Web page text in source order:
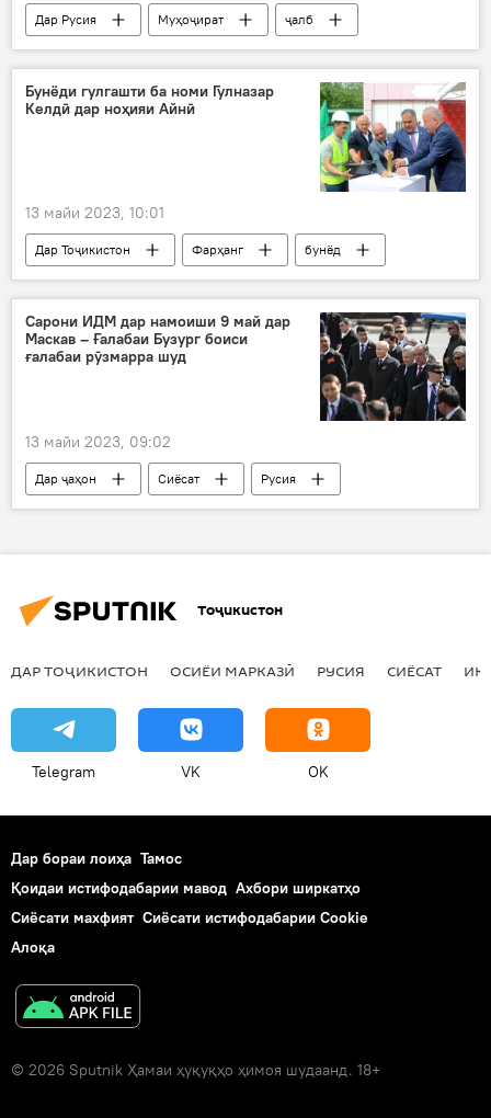
Дар Русия Муҳоҷират ҷалб
Бунёди гулгашти ба номи Гулназар
Келдӣ дар ноҳияи Айнӣ
13 майи 2023, 10:01
Дар Тоҷикистон Фарҳанг
бунёд
гулгашт
Гулназар Келдӣ
Суғд
Раҷаббой Аҳмадзода
Сарони ИДМ дар намоиши 9 май дар
Маскав – Ғалабаи Бузург боиси
ғалабаи рӯзмарра шуд
13 майи 2023, 09:02
Дар ҷаҳон Сиёсат
Русия
Дар Русия
Ғарб
Рӯзи ғалаба
Тоҷикистон
ДАР ТОҶИКИСТОН ОСИЁИ МАРКАЗӢ РУСИЯ СИЁСАТ
Telegram VK OK
Дар бораи лоиҳа Тамос
Қоидаи истифодабарии мавод Ахбори ширкатҳо
Сиёсати махфият Сиёсати истифодабарии Cookie
Алоқа
© 2026 Sputnik Ҳамаи ҳуқуқҳо ҳимоя шудаанд. 18+